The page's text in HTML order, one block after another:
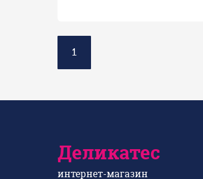
1
Деликатес
интернет-магазин